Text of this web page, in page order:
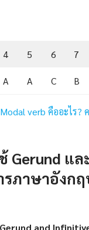
4 5 6 7
A A C B
Modal verb คืออะไร?
Gerund แ
ภาษาอังก
Gerund and